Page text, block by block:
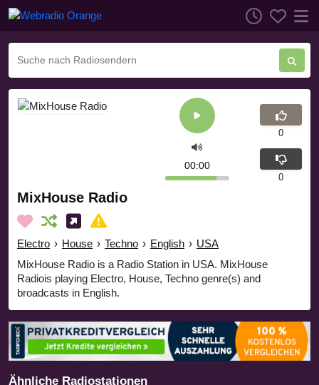
MixHouse Radio
Electro › House › Techno › English › USA
MixHouse Radio is a Radio Station in USA. MixHouse
Radiois playing Electro, House, Techno genre(s) and
broadcasts in English.
00:00
0
0
Ähnliche Radiostationen